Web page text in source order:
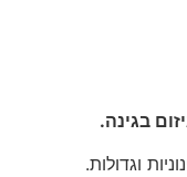
וגדולות.